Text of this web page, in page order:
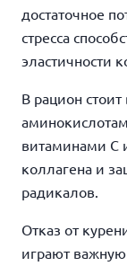
достаточное
стресса
эластичности
В рацион
витаминами С
коллагена и
радикалов.
Отказ от
играют важную